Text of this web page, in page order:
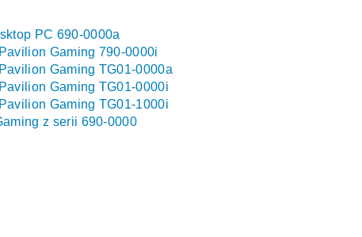
PC 690-0000a
Gaming 790-0000i
Gaming TG01-0000a
Gaming TG01-0000i
Gaming TG01-1000i
z serii 690-0000